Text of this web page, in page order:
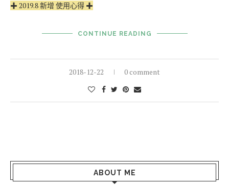
✚ 2019.8 新增 使用心得 ✚
CONTINUE READING
2018-12-22 0 comment
ABOUT ME